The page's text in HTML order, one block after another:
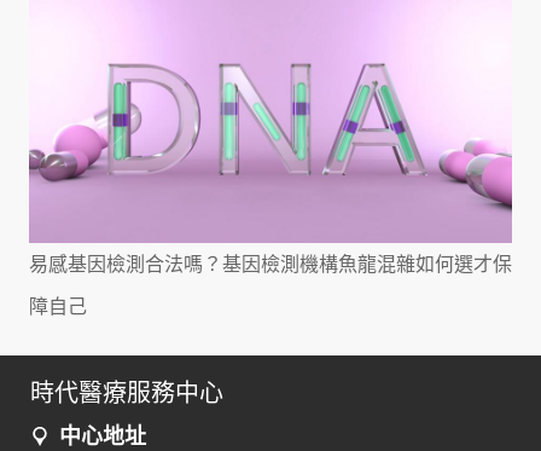
易感基因檢測合法嗎？基因檢測機構魚龍混雜如何選才保
障自己
時代醫療服務中心
中心地址